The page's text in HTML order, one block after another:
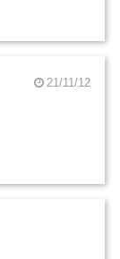
21/11/12